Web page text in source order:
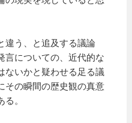
違う、と追及する議論
言についての、近代的な
ないかと疑わせる足る議
その瞬間の歴史観の真意
。